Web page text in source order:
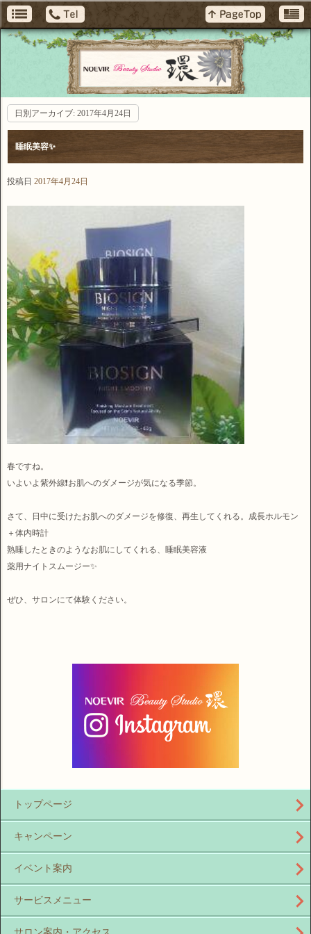
日別アーカイブ: 2017年4月24日
睡眠美容✨
投稿日 2017年4月24日
春ですね。
いよいよ紫外線❗お肌へのダメージが気になる季節。
さて、日中に受けたお肌へのダメージを修復、再生してくれる。成長ホルモン
＋体内時計
熟睡したときのようなお肌にしてくれる、睡眠美容液
薬用ナイトスムージー✨
ぜひ、サロンにて体験ください。
トップページ
キャンペーン
イベント案内
サービスメニュー